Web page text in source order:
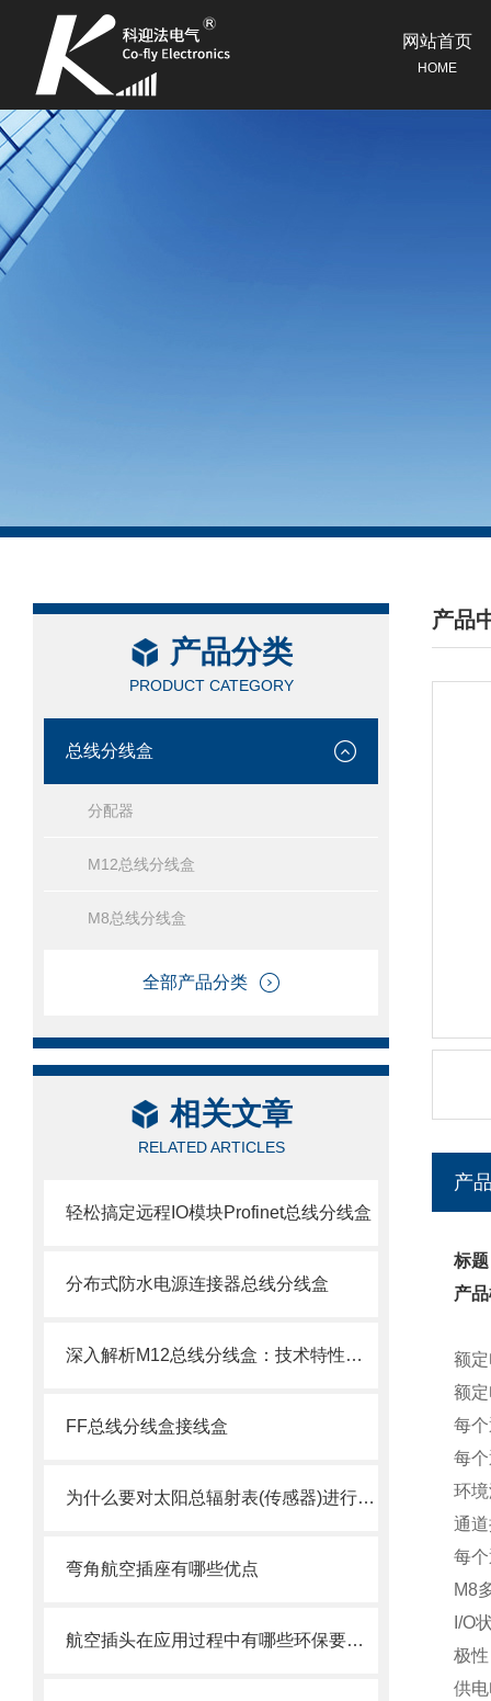
网站首页
HOME
产品分类
PRODUCT CATEGORY
总线分线盒
分配器
M12总线分线盒
M8总线分线盒
全部产品分类
相关文章
RELATED ARTICLES
轻松搞定远程IO模块Profinet总线分线盒
分布式防水电源连接器总线分线盒
深入解析M12总线分线盒：技术特性、选型要点与安装调试指南
FF总线分线盒接线盒
为什么要对太阳总辐射表(传感器)进行出厂检验
弯角航空插座有哪些优点
航空插头在应用过程中有哪些环保要求？
产品
/
产
标
产
额
额
每
每
环
通
每
M8
I/O
极
供